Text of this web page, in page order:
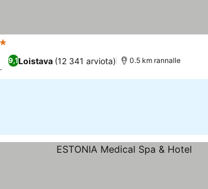
9,1Loistava (12 341 arviota) 0.5 km rannalle